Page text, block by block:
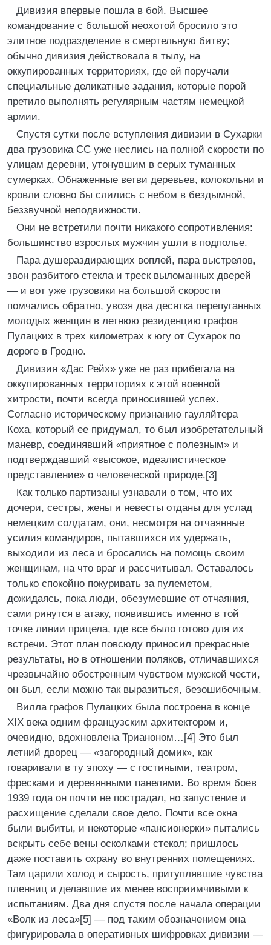
Дивизия впервые пошла в бой. Высшее
командование с большой неохотой бросило это
элитное подразделение в смертельную битву;
обычно дивизия действовала в тылу, на
оккупированных территориях, где ей поручали
специальные деликатные задания, которые порой
претило выполнять регулярным частям немецкой
армии.
Спустя сутки после вступления дивизии в Сухарки
два грузовика СС уже неслись на полной скорости по
улицам деревни, утонувшим в серых туманных
сумерках. Обнаженные ветви деревьев, колокольни и
кровли словно бы слились с небом в бездымной,
беззвучной неподвижности.
Они не встретили почти никакого сопротивления:
большинство взрослых мужчин ушли в подполье.
Пара душераздирающих воплей, пара выстрелов,
звон разбитого стекла и треск выломанных дверей
— и вот уже грузовики на большой скорости
помчались обратно, увозя два десятка перепуганных
молодых женщин в летнюю резиденцию графов
Пулацких в трех километрах к югу от Сухарок по
дороге в Гродно.
Дивизия «Дас Рейх» уже не раз прибегала на
оккупированных территориях к этой военной
хитрости, почти всегда приносившей успех.
Согласно историческому признанию гауляйтера
Коха, который ее придумал, то был изобретательный
маневр, соединявший «приятное с полезным» и
подтверждавший «высокое, идеалистическое
представление» о человеческой природе.[3]
Как только партизаны узнавали о том, что их
дочери, сестры, жены и невесты отданы для услад
немецким солдатам, они, несмотря на отчаянные
усилия командиров, пытавшихся их удержать,
выходили из леса и бросались на помощь своим
женщинам, на что враг и рассчитывал. Оставалось
только спокойно покуривать за пулеметом,
дожидаясь, пока люди, обезумевшие от отчаяния,
сами ринутся в атаку, появившись именно в той
точке линии прицела, где все было готово для их
встречи. Этот план повсюду приносил прекрасные
результаты, но в отношении поляков, отличавшихся
чрезвычайно обостренным чувством мужской чести,
он был, если можно так выразиться, безошибочным.
Вилла графов Пулацких была построена в конце
XIX века одним французским архитектором и,
очевидно, вдохновлена Трианоном…[4] Это был
летний дворец — «загородный домик», как
говаривали в ту эпоху — с гостиными, театром,
фресками и деревянными панелями. Во время боев
1939 года он почти не пострадал, но запустение и
расхищение сделали свое дело. Почти все окна
были выбиты, и некоторые «пансионерки» пытались
вскрыть себе вены осколками стекол; пришлось
даже поставить охрану во внутренних помещениях.
Там царили холод и сырость, притуплявшие чувства
пленниц и делавшие их менее восприимчивыми к
испытаниям. Два дня спустя после начала операции
«Волк из леса»[5] — под таким обозначением она
фигурировала в оперативных шифровках дивизии —